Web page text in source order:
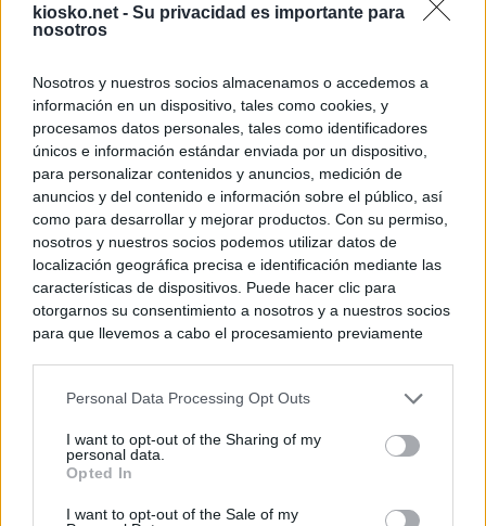
kiosko.net - Su privacidad es importante para
nosotros
Nosotros y nuestros socios almacenamos o accedemos a
información en un dispositivo, tales como cookies, y
procesamos datos personales, tales como identificadores
únicos e información estándar enviada por un dispositivo,
para personalizar contenidos y anuncios, medición de
anuncios y del contenido e información sobre el público, así
como para desarrollar y mejorar productos. Con su permiso,
nosotros y nuestros socios podemos utilizar datos de
localización geográfica precisa e identificación mediante las
características de dispositivos. Puede hacer clic para
otorgarnos su consentimiento a nosotros y a nuestros socios
para que llevemos a cabo el procesamiento previamente
negar su consentimiento. Tenga en cuenta que algún
de su consentimiento, pero usted tiene el derecho de
rechazar tal procesamiento. Sus preferencias se aplicarán
cualquier momento entrando de nuevo en este sitio web o
Personal Data Processing Opt Outs
I want to opt-out of the Sharing of my
personal data.
Opted In
I want to opt-out of the Sale of my
© Kiosko.net